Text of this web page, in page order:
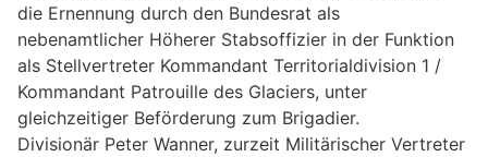
die Ernennung durch den Bundesrat als
nebenamtlicher Höherer Stabsoffizier in der Funktion
als Stellvertreter Kommandant Territorialdivision 1 /
Kommandant Patrouille des Glaciers, unter
gleichzeitiger Beförderung zum Brigadier.
Divisionär Peter Wanner, zurzeit Militärischer Vertreter